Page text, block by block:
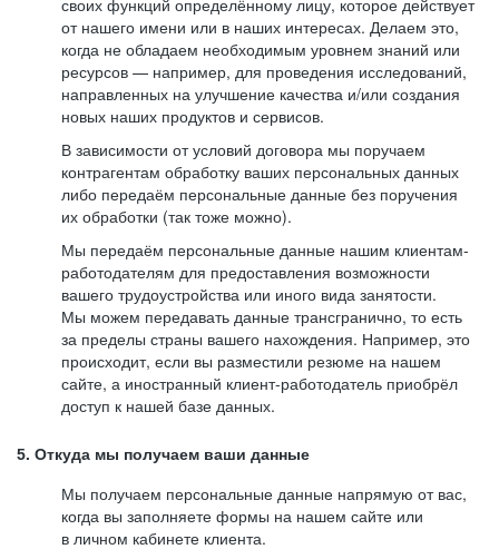
своих функций определённому лицу, которое действует
от нашего имени или в наших интересах. Делаем это,
когда не обладаем необходимым уровнем знаний или
ресурсов — например, для проведения исследований,
направленных на улучшение качества и/или создания
новых наших продуктов и сервисов.
В зависимости от условий договора мы поручаем
контрагентам обработку ваших персональных данных
либо передаём персональные данные без поручения
их обработки (так тоже можно).
Мы передаём персональные данные нашим клиентам-
работодателям для предоставления возможности
вашего трудоустройства или иного вида занятости.
Мы можем передавать данные трансгранично, то есть
за пределы страны вашего нахождения. Например, это
происходит, если вы разместили резюме на нашем
сайте, а иностранный клиент-работодатель приобрёл
доступ к нашей базе данных.
5. Откуда мы получаем ваши данные
Мы получаем персональные данные напрямую от вас,
когда вы заполняете формы на нашем сайте или
в личном кабинете клиента.